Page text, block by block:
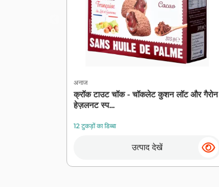
अनाज
क्रॉक टाउट चॉक - चॉकलेट कुशन लॉट और गैरोन
हेज़लनट स्प...
12 टुकड़ों का डिब्बा
उत्पाद देखें